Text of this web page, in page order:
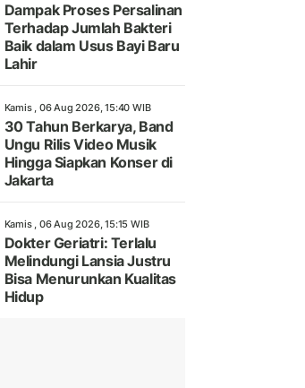
Dampak Proses Persalinan
Terhadap Jumlah Bakteri
Baik dalam Usus Bayi Baru
Lahir
Kamis , 06 Aug 2026, 15:40 WIB
30 Tahun Berkarya, Band
Ungu Rilis Video Musik
Hingga Siapkan Konser di
Jakarta
Kamis , 06 Aug 2026, 15:15 WIB
Dokter Geriatri: Terlalu
Melindungi Lansia Justru
Bisa Menurunkan Kualitas
Hidup